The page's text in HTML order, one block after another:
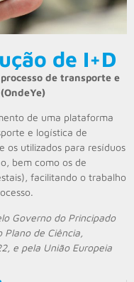
de I+D
de transporte e
de uma plataforma
e logística de
os utilizados para resíduos
bem como os de
facilitando o trabalho
Governo do Principado
Plano de Ciência,
e pela União Europeia